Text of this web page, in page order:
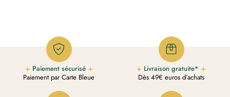
Paiement sécurisé
Paiement par Carte Bleue
Livraison gratuite*
Dès 49€ euros d’achats